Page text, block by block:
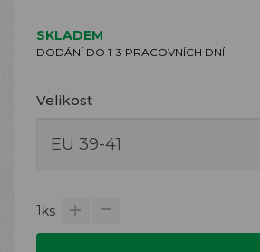
SKLADEM
DODÁNÍ DO 1-3 PRACOVNÍCH DNÍ
Velikost
1ks